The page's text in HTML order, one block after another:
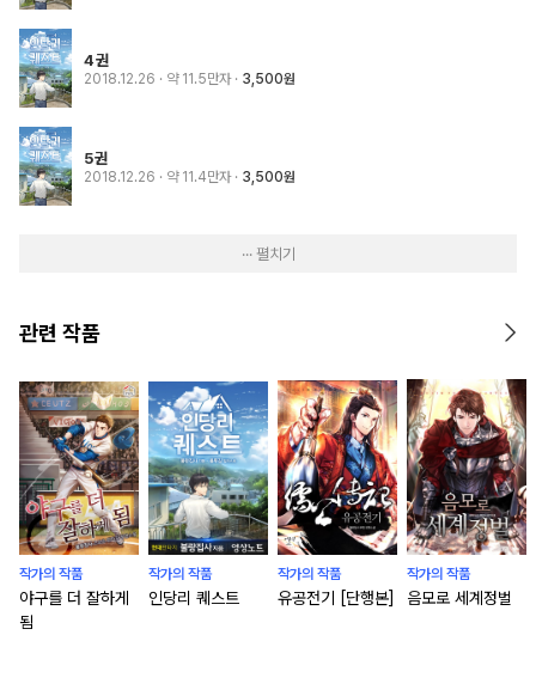
4권
2018.12.26 · 약 11.5만자 3,500원
5권
2018.12.26 · 약 11.4만자 3,500원
··· 펼치기
관련 작품
작가의 작품
야구를 더 잘하게
됨
작가의 작품
인당리 퀘스트
작가의 작품
유공전기 [단행본]
작가의 작품
음모로 세계정벌